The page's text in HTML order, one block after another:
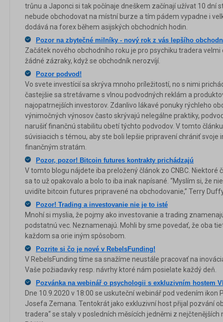
trůnu a Japonci si tak počínaje dneškem začínají užívat 10 dní
nebude obchodovat na místní burze a tím pádem vypadne i
dodává na forex během asijských obchodních hodin.
Pozor na zbytečné milníky - nový rok z vás lepšího
Začátek nového obchodního roku je pro psychiku tradera
žádné zázraky, když se obchodník nerozvíjí.
Pozor podvod!
Vo svete investícií sa skrýva mnoho príležitostí, no s nimi
častejšie sa stretávame s vlnou podvodných reklám a
najopatrnejších investorov. Zdanlivo lákavé ponuky rýchleho
výnimočných výnosov často skrývajú nelegálne praktiky,
narušiť finančnú stabilitu obetí týchto podvodov. V tomto
súvisiacich s témou, aby ste boli lepšie pripravení chrániť
finančným stratám.
Pozor, pozor! Bitcoin futures kontrakty prichádzajú
V tomto blogu nájdete iba preložený článok zo CNBC.
sa to už opakovalo a bolo to iba inak napísané. “Myslím si, že
uvidíte bitcoin futures pripravené na obchodovanie,” Terry
Pozor! Trading a investovanie nie je to isté
Mnohí si myslia, že pojmy ako investovanie a trading
podstatnú vec. Neznamenajú. Mohli by sme povedať, že oba
každom sa orie iným spôsobom.
Pozrite si čo je nové v RebelsFunding!
V RebelsFunding tíme sa snažíme neustále pracovať na
Vaše požiadavky resp. návrhy ktoré nám posielate každý deň.
Pozvánka na webinář o psychologii s exkluzivním hostem
Dne 10.9.2020 v 18:00 se uskuteční webinář pod vedením ikon
Josefa Zemana. Tentokrát jako exkluzivní host přijal pozvání
tradera“ se staly v posledních měsících jedněmi z